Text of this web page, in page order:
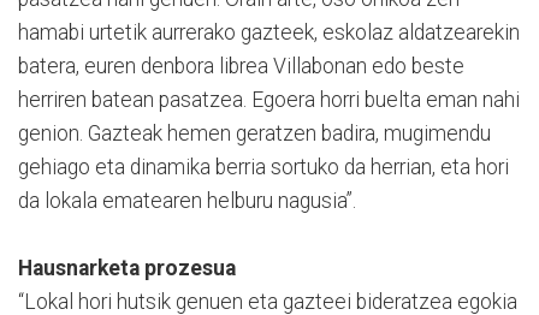
hamabi urtetik aurrerako gazteek, eskolaz aldatzearekin
batera, euren denbora librea Villabonan edo beste
herriren batean pasatzea. Egoera horri buelta eman nahi
genion. Gazteak hemen geratzen badira, mugimendu
gehiago eta dinamika berria sortuko da herrian, eta hori
da lokala ematearen helburu nagusia”.
Hausnarketa prozesua
“Lokal hori hutsik genuen eta gazteei bideratzea egokia